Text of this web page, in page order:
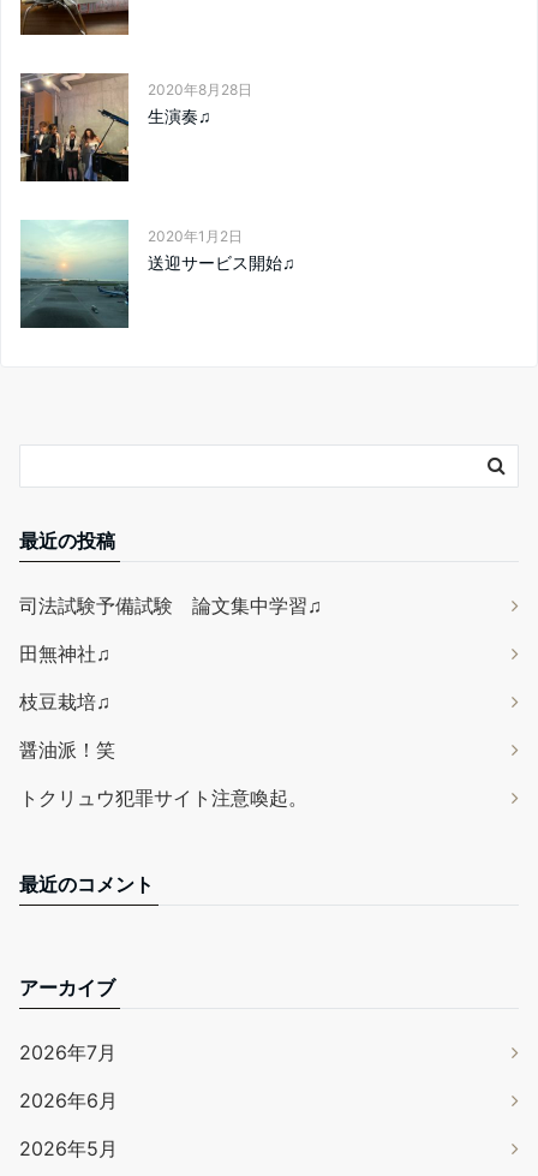
2020年8月28日
生演奏♫
2020年1月2日
送迎サービス開始♫
最近の投稿
司法試験予備試験 論文集中学習♫
田無神社♫
枝豆栽培♫
醤油派！笑
トクリュウ犯罪サイト注意喚起。
最近のコメント
アーカイブ
2026年7月
2026年6月
2026年5月